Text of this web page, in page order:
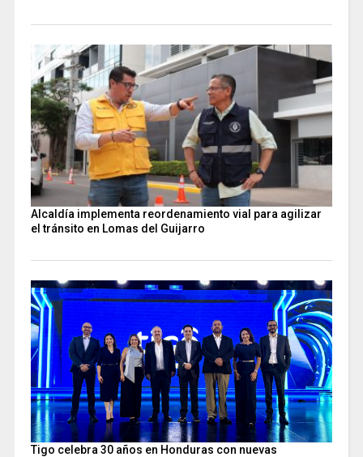
Alcaldía implementa reordenamiento vial para agilizar
el tránsito en Lomas del Guijarro
Tigo celebra 30 años en Honduras con nuevas